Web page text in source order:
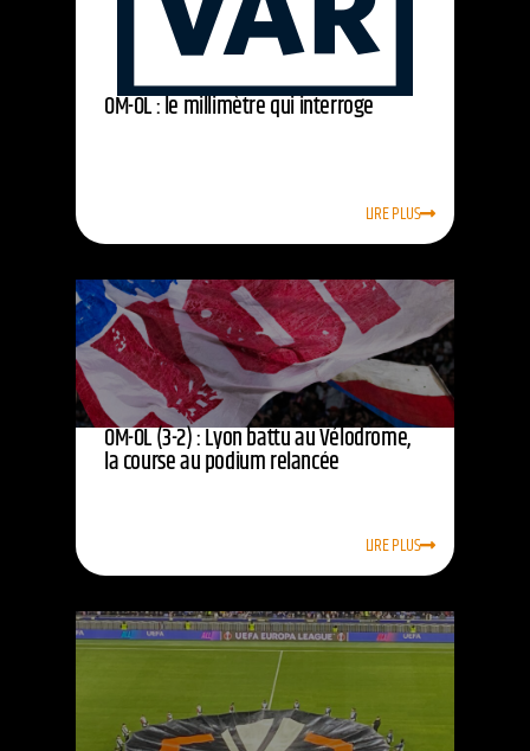
OM-OL : le millimètre qui interroge
LIRE PLUS
OM-OL (3-2) : Lyon battu au Vélodrome,
la course au podium relancée
LIRE PLUS